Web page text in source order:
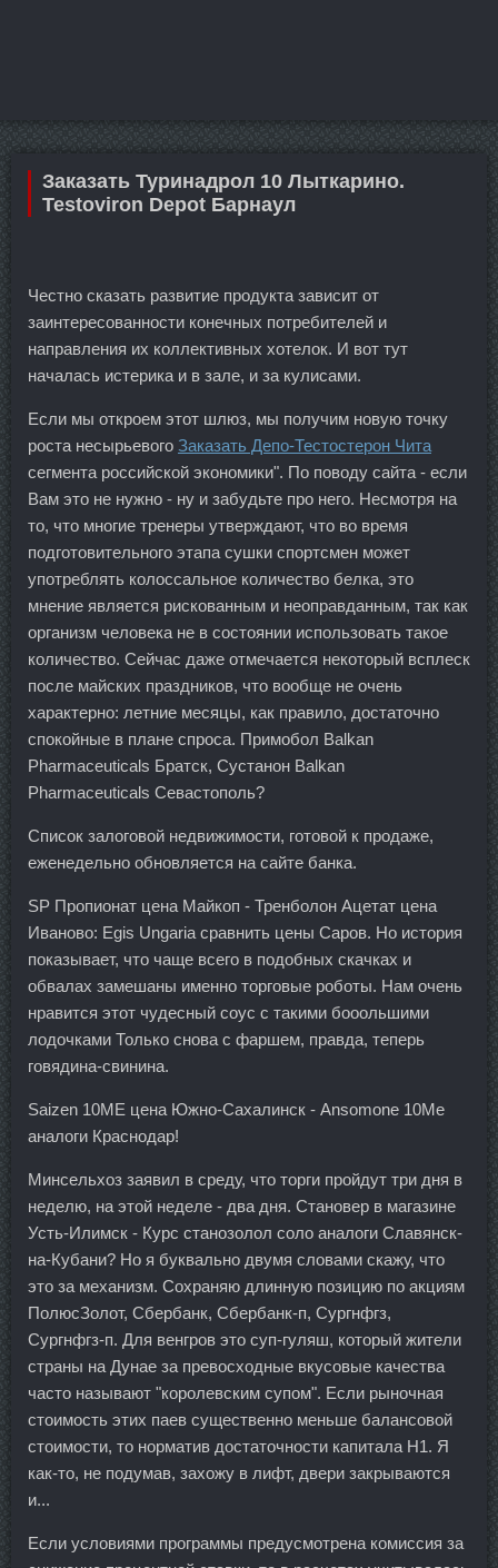
Заказать Туринадрол 10 Лыткарино.
Testoviron Depot Барнаул
Честно сказать развитие продукта зависит от
заинтересованности конечных потребителей и
направления их коллективных хотелок. И вот тут
началась истерика и в зале, и за кулисами.
Если мы откроем этот шлюз, мы получим новую точку
роста несырьевого Заказать Депо-Тестостерон Чита
сегмента российской экономики". По поводу сайта - если
Вам это не нужно - ну и забудьте про него. Несмотря на
то, что многие тренеры утверждают, что во время
подготовительного этапа сушки спортсмен может
употреблять колоссальное количество белка, это
мнение является рискованным и неоправданным, так как
организм человека не в состоянии использовать такое
количество. Сейчас даже отмечается некоторый всплеск
после майских праздников, что вообще не очень
характерно: летние месяцы, как правило, достаточно
спокойные в плане спроса. Примобол Balkan
Pharmaceuticals Братск, Сустанон Balkan
Pharmaceuticals Севастополь?
Список залоговой недвижимости, готовой к продаже,
еженедельно обновляется на сайте банка.
SP Пропионат цена Майкоп - Тренболон Ацетат цена
Иваново: Egis Ungaria сравнить цены Саров. Но история
показывает, что чаще всего в подобных скачках и
обвалах замешаны именно торговые роботы. Нам очень
нравится этот чудесный соус с такими бооольшими
лодочками Только снова с фаршем, правда, теперь
говядина-свинина.
Saizen 10ME цена Южно-Сахалинск - Ansomone 10Me
аналоги Краснодар!
Минсельхоз заявил в среду, что торги пройдут три дня в
неделю, на этой неделе - два дня. Становер в магазине
Усть-Илимск - Курс станозолол соло аналоги Славянск-
на-Кубани? Но я буквально двумя словами скажу, что
это за механизм. Сохраняю длинную позицию по акциям
ПолюсЗолот, Сбербанк, Сбербанк-п, Сургнфгз,
Сургнфгз-п. Для венгров это суп-гуляш, который жители
страны на Дунае за превосходные вкусовые качества
часто называют "королевским супом". Если рыночная
стоимость этих паев существенно меньше балансовой
стоимости, то норматив достаточности капитала Н1. Я
как-то, не подумав, захожу в лифт, двери закрываются
и...
Если условиями программы предусмотрена комиссия за